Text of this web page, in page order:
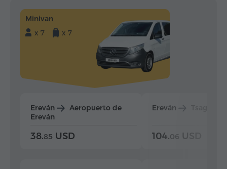
Minivan
x 7
x 7
Ereván
Aeropuerto de
Ereván
38.85 USD
Ereván
104.06 USD